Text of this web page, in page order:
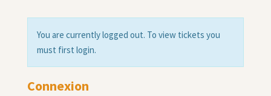
You are currently logged out. To view tickets you
must first login.
Connexion